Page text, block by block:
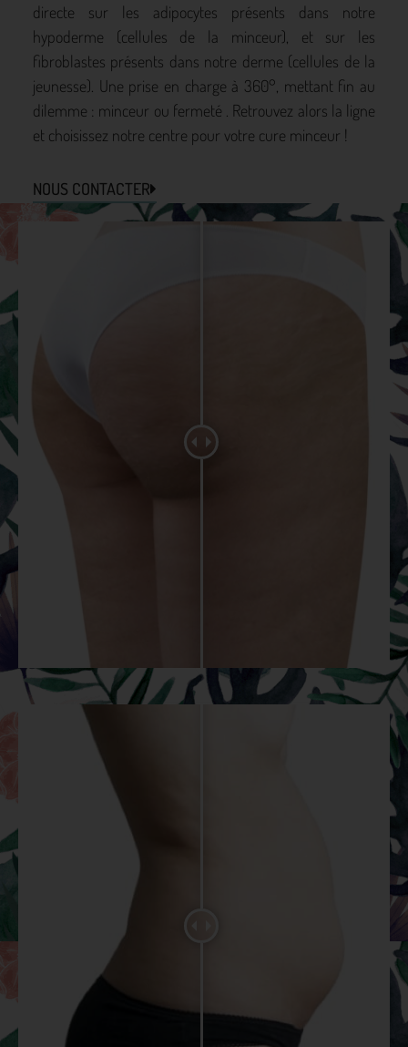
directe sur les adipocytes présents dans notre
hypoderme (cellules de la minceur), et sur les
fibroblastes présents dans notre derme (cellules de la
jeunesse). Une prise en charge à 360°, mettant fin au
dilemme : minceur ou fermeté . Retrouvez alors la ligne
et choisissez notre centre pour votre cure minceur !
NOUS CONTACTER